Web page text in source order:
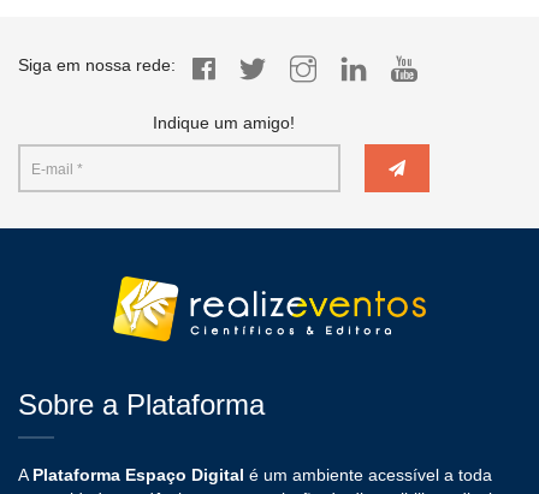
Siga em nossa rede:
Indique um amigo!
Sobre a Plataforma
APlataforma Espaço Digital é um ambiente acessível a toda